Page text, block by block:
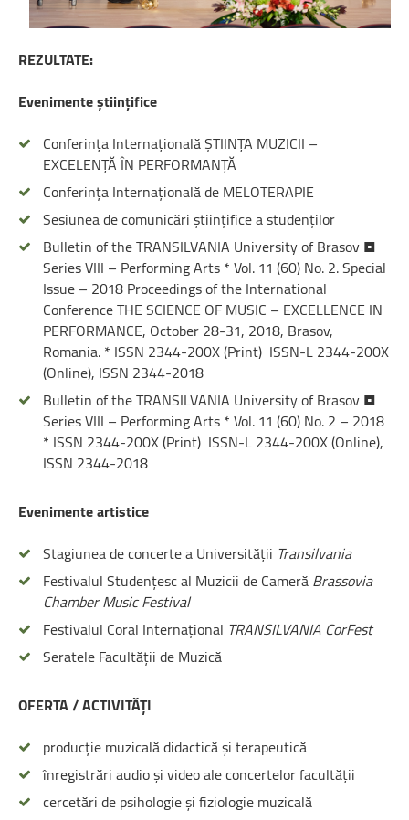
REZULTATE:
Evenimente științifice
Conferința Internațională ȘTIINȚA MUZICII –
EXCELENȚĂ ÎN PERFORMANȚĂ
Conferința Internațională de MELOTERAPIE
Sesiunea de comunicări științifice a studenților
Bulletin of the TRANSILVANIA University of Brasov •
Series VIII – Performing Arts * Vol. 11 (60) No. 2. Special
Issue – 2018 Proceedings of the International
Conference THE SCIENCE OF MUSIC – EXCELLENCE IN
PERFORMANCE, October 28-31, 2018, Brasov,
Romania. * ISSN 2344-200X (Print) ISSN-L 2344-200X
(Online), ISSN 2344-2018
Bulletin of the TRANSILVANIA University of Brasov •
Series VIII – Performing Arts * Vol. 11 (60) No. 2 – 2018
* ISSN 2344-200X (Print) ISSN-L 2344-200X (Online),
ISSN 2344-2018
Evenimente artistice
Stagiunea de concerte a Universităţii Transilvania
Festivalul Studenţesc al Muzicii de Cameră Brassovia
Chamber Music Festival
Festivalul Coral Internațional TRANSILVANIA CorFest
Seratele Facultății de Muzică
OFERTA / ACTIVITĂȚI
producţie muzicală didactică şi terapeutică
înregistrări audio şi video ale concertelor facultăţii
cercetări de psihologie şi fiziologie muzicală